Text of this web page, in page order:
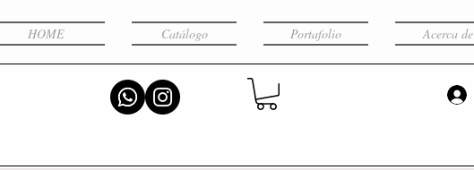
HOME Catálogo Portafolio Acerca de